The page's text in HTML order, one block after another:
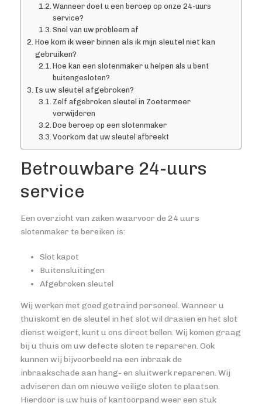
Wanneer doet u een beroep op onze 24-uurs
service?
Snel van uw probleem af
Hoe kom ik weer binnen als ik mijn sleutel niet kan
gebruiken?
Hoe kan een slotenmaker u helpen als u bent
buitengesloten?
Is uw sleutel afgebroken?
Zelf afgebroken sleutel in Zoetermeer
verwijderen
Doe beroep op een slotenmaker
Voorkom dat uw sleutel afbreekt
Betrouwbare 24-uurs
service
Een overzicht van zaken waarvoor de 24 uurs
slotenmaker te bereiken is:
Slot kapot
Buitensluitingen
Afgebroken sleutel
Wij werken met goed getraind personeel. Wanneer u
thuiskomt en de sleutel in het slot wil draaien en het slot
dienst weigert, kunt u ons direct bellen. Wij komen graag
bij u thuis om uw defecte sloten te repareren. Ook
kunnen wij bijvoorbeeld na een inbraak de
inbraakschade aan hang- en sluitwerk repareren. Wij
adviseren dan om nieuwe veilige sloten te plaatsen.
Hierdoor is uw huis of kantoorpand weer een stuk